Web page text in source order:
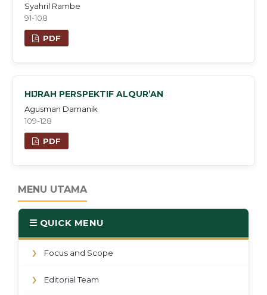
Syahril Rambe
91-108
PDF
HIJRAH PERSPEKTIF ALQUR’AN
Agusman Damanik
109-128
PDF
MENU UTAMA
☰ QUICK MENU
❯ Focus and Scope
❯ Editorial Team